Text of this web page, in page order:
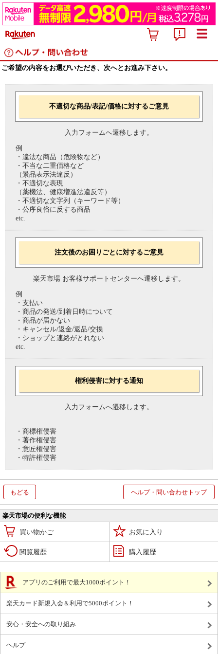
ご希望の内容をお選びいただき、次へとお進み下さい。
不適切な商品/表記/価格に対するご意見
入力フォームへ遷移します。
例
・違法な商品（危険物など）
・不当な二重価格など
（景品表示法違反）
・不適切な表現
（薬機法、健康増進法違反等）
・不適切な文字列（キーワード等）
・公序良俗に反する商品
etc.
注文後のお困りごとに対するご意見
楽天市場 お客様サポートセンターへ遷移します。
例
・支払い
・商品の発送/到着日時について
・商品が届かない
・キャンセル/返金/返品/交換
・ショップと連絡がとれない
etc.
権利侵害に対する通知
入力フォームへ遷移します。
・商標権侵害
・著作権侵害
・意匠権侵害
・特許権侵害
もどる ヘルプ・問い合わせトップ
楽天市場の便利な機能
買い物かご お気に入り
閲覧履歴 購入履歴
アプリのご利用で最大1000ポイント！
楽天カード新規入会＆利用で5000ポイント！
安心・安全への取り組み
ヘルプ